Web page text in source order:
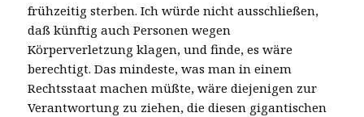
frühzeitig sterben. Ich würde nicht ausschließen,
daß künftig auch Personen wegen
Körperverletzung klagen, und finde, es wäre
berechtigt. Das mindeste, was man in einem
Rechtsstaat machen müßte, wäre diejenigen zur
Verantwortung zu ziehen, die diesen gigantischen